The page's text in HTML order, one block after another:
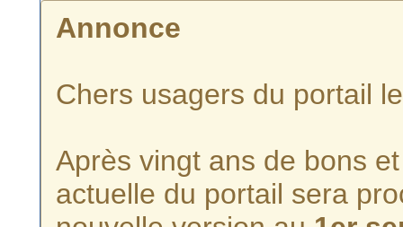
Annonce
Chers usagers du portail
Après vingt ans de bons
actuelle du portail sera